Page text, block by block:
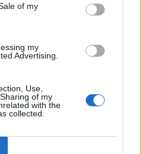
of my
my
Advertising.
Use,
of my
with the
collected.
tartalmazza:
2 év napon belüli
BEJELENTKEZÉS